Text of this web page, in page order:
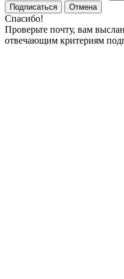
Подписаться
Отмена
Спасибо!
Проверьте почту, вам
отвечающим критериям